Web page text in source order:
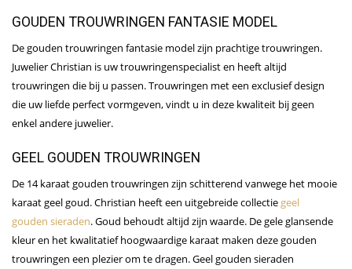
GOUDEN TROUWRINGEN FANTASIE MODEL
De gouden trouwringen fantasie model zijn prachtige trouwringen.
Juwelier Christian is uw trouwringenspecialist en heeft altijd
trouwringen die bij u passen. Trouwringen met een exclusief design
die uw liefde perfect vormgeven, vindt u in deze kwaliteit bij geen
enkel andere juwelier.
GEEL GOUDEN TROUWRINGEN
De 14 karaat gouden trouwringen zijn schitterend vanwege het mooie
karaat geel goud. Christian heeft een uitgebreide collectie geel
gouden sieraden. Goud behoudt altijd zijn waarde. De gele glansende
kleur en het kwalitatief hoogwaardige karaat maken deze gouden
trouwringen een plezier om te dragen. Geel gouden sieraden